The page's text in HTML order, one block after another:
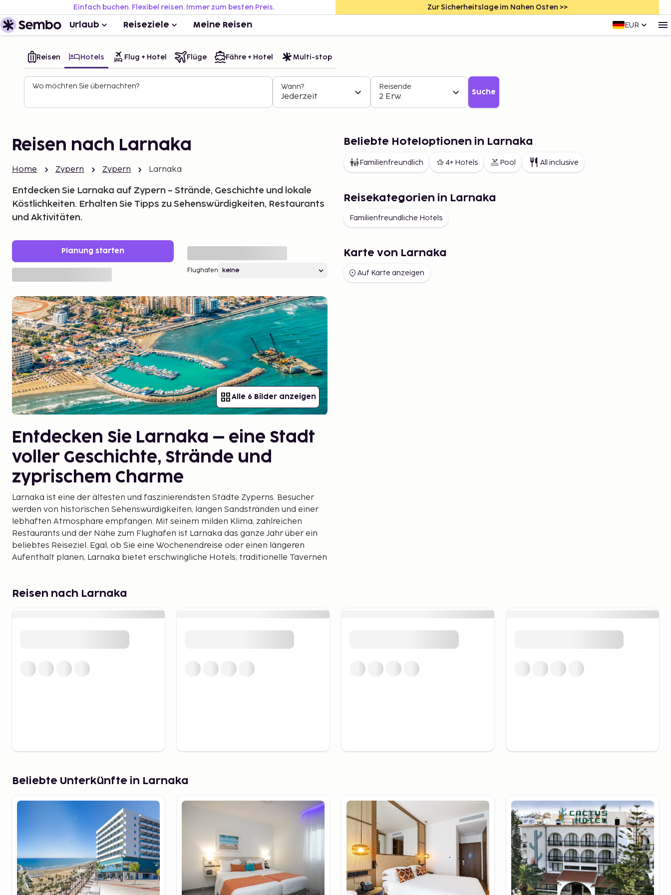
Einfach buchen. Flexibel reisen. Immer zum besten Preis. Zur Sicherheitslage im Nahen Osten >>
Urlaub Reiseziele Meine Reisen EUR
Reisen Hotels Flug + Hotel Flüge Fähre + Hotel Multi-stop
Wo möchten Sie übernachten? Wann?
Jederzeit
Reisende
2 Erw. Suche
Reisen nach Larnaka
Home Zypern Zypern Larnaka
Entdecken Sie Larnaka auf Zypern – Strände, Geschichte und lokale
Köstlichkeiten. Erhalten Sie Tipps zu Sehenswürdigkeiten, Restaurants
und Aktivitäten.
Planung starten
Flughafen
Alle 6 Bilder anzeigen
Entdecken Sie Larnaka – eine Stadt
voller Geschichte, Strände und
zyprischem Charme
Larnaka ist eine der ältesten und faszinierendsten Städte Zyperns. Besucher
werden von historischen Sehenswürdigkeiten, langen Sandstränden und einer
lebhaften Atmosphäre empfangen. Mit seinem milden Klima, zahlreichen
Restaurants und der Nähe zum Flughafen ist Larnaka das ganze Jahr über ein
beliebtes Reiseziel. Egal, ob Sie eine Wochenendreise oder einen längeren
Aufenthalt planen, Larnaka bietet erschwingliche Hotels, traditionelle Tavernen
Lange Sandstrände und
kristallklares Wasser
Larnaka ist bekannt für seine wunderschönen Strände, die sich sowohl für
mit Cafés und Geschäften. Eine ruhigere Alternative ist Mackenzie Beach,
beliebt bei Einheimischen und Touristen gleichermaßen.
Historische Sehenswürdigkeiten in
Sehenswürdigkeiten ist die Sankt-Lazarus-Kirche, eine beeindruckende Kirche
aus dem 9. Jahrhundert mit wunderschönen Ikonen und großer religiöser
Bedeutung. Ganz in der Nähe befindet sich Kition, eine der wichtigsten
archäologischen Stätten Zyperns mit Überresten einer alten phönizischen
Stadt.
Für Interessierte an der islamischen Kultur ist ein Besuch in Hala Sultan Tekke
ein Muss. Diese Moschee, die sich am Salzsee von Larnaka befindet, gehört zu
den bedeutendsten islamischen Wallfahrtsstätten der Welt.
Beliebte Hoteloptionen in Larnaka
Familienfreundlich 4+ Hotels Pool All inclusive
Reisekategorien in Larnaka
Familienfreundliche Hotels
Karte von Larnaka
Auf Karte anzeigen
Reisen nach Larnaka
Beliebte Unterkünfte in Larnaka